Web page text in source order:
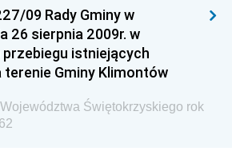
09 Rady Gminy w
26 sierpnia 2009r. w
istniejących
terenie Gminy Klimontów
Świętokrzyskiego rok